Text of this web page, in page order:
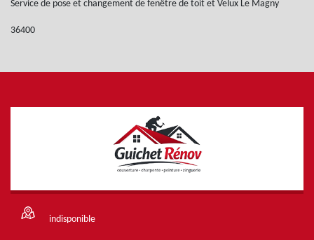
Service de pose et changement de fenêtre de toit et Velux Le Magny
36400
indisponible